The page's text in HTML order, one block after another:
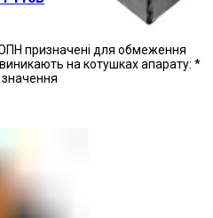
призначені для обмеження
на котушках апарату: *